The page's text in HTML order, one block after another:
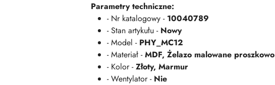
Parametry techniczne:
- Nr katalogowy - 10040789
- Stan artykułu - Nowy
- Model - PHY_MC12
- Materiał -MDF, Żelazo malowane proszkowo
- Kolor -Złoty, Marmur
- Wentylator - Nie